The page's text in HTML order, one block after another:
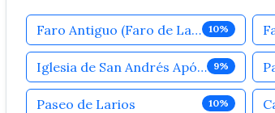
Faro Antiguo (Faro de La Barraca) 10%
Iglesia de San Andrés Apóstol 9%
Paseo de Larios 10%